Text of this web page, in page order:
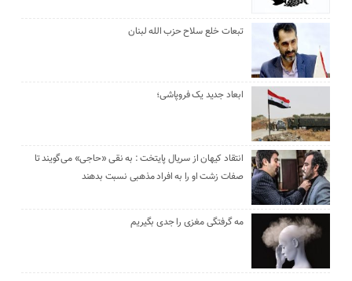
تبعات خلع سلاح حزب الله لبنان
ابعاد جدید یک فروپاشی؛
انتقاد کیهان از سریال پایتخت : به نقی «حاجی» می‌گویند تا
صفات زشت او را به افراد مذهبی نسبت بدهند
مه گرفتگی مغزی را جدی بگیریم